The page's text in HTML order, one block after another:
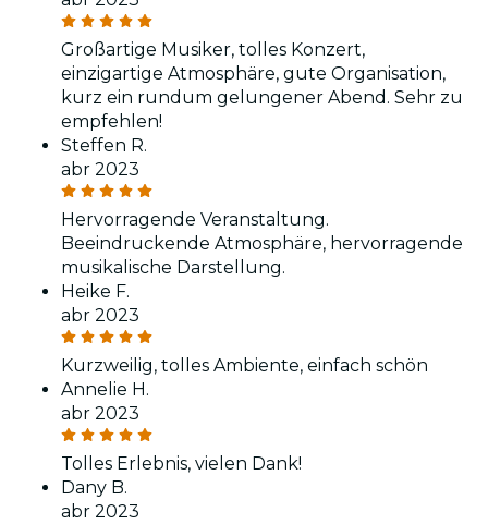
Großartige Musiker, tolles Konzert,
einzigartige Atmosphäre, gute Organisation,
kurz ein rundum gelungener Abend. Sehr zu
empfehlen!
Steffen R.
abr 2023
Hervorragende Veranstaltung.
Beeindruckende Atmosphäre, hervorragende
musikalische Darstellung.
Heike F.
abr 2023
Kurzweilig, tolles Ambiente, einfach schön
Annelie H.
abr 2023
Tolles Erlebnis, vielen Dank!
Dany B.
abr 2023